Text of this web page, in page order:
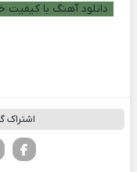
دانلود آهنگ با کیفیت
اشتراک